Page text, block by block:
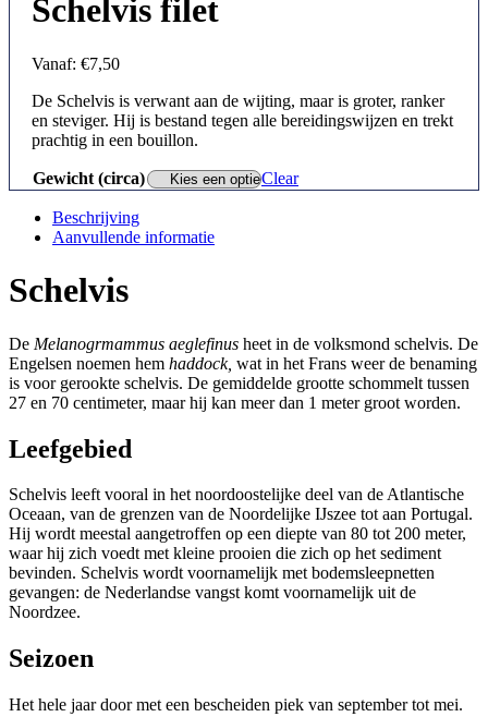
Schelvis filet
Vanaf: €7,50
De Schelvis is verwant aan de wijting, maar is groter, ranker
en steviger. Hij is bestand tegen alle bereidingswijzen en trekt
prachtig in een bouillon.
Gewicht (circa) Clear
Beschrijving
Aanvullende informatie
Schelvis
De Melanogrmammus aeglefinus heet in de volksmond schelvis. De
Engelsen noemen hem haddock, wat in het Frans weer de benaming
is voor gerookte schelvis. De gemiddelde grootte schommelt tussen
27 en 70 centimeter, maar hij kan meer dan 1 meter groot worden.
Leefgebied
Schelvis leeft vooral in het noordoostelijke deel van de Atlantische
Oceaan, van de grenzen van de Noordelijke IJszee tot aan Portugal.
Hij wordt meestal aangetroffen op een diepte van 80 tot 200 meter,
waar hij zich voedt met kleine prooien die zich op het sediment
bevinden. Schelvis wordt voornamelijk met bodemsleepnetten
gevangen: de Nederlandse vangst komt voornamelijk uit de
Noordzee.
Seizoen
Het hele jaar door met een bescheiden piek van september tot mei.